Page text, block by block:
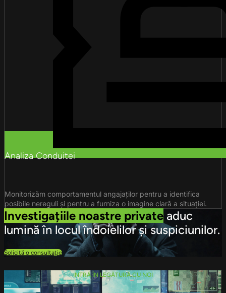
Analiza Conduitei
Monitorizăm comportamentul angajaților pentru a identifica
posibile nereguli și pentru a furniza o imagine clară a situației.
Investigațiile noastre private aduc
lumină în locul îndoielilor și suspiciunilor.
Solicită o consultație
INTRĂ ÎN LEGĂTURĂ CU NOI